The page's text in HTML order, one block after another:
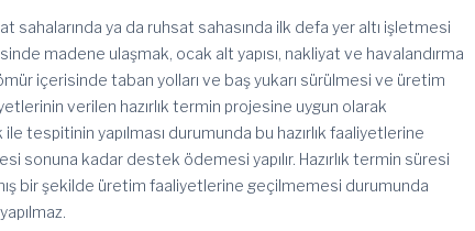
sahalarında ya da ruhsat sahasında ilk defa yer altı işletmesi
madene ulaşmak, ocak alt yapısı, nakliyat ve havalandırma
içerisinde taban yolları ve baş yukarı sürülmesi ve üretim
verilen hazırlık termin projesine uygun olarak
tespitinin yapılması durumunda bu hazırlık faaliyetlerine
sonuna kadar destek ödemesi yapılır. Hazırlık termin süresi
bir şekilde üretim faaliyetlerine geçilmemesi durumunda